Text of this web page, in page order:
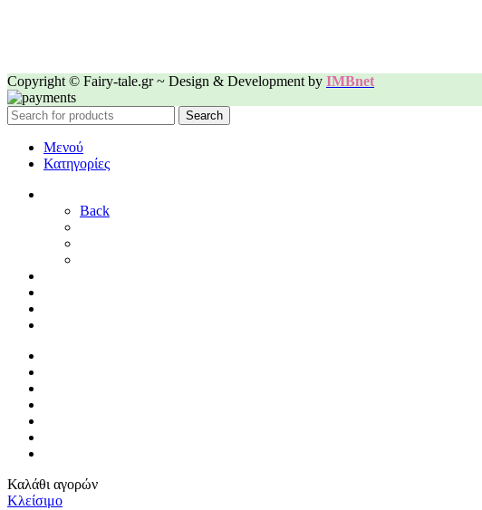
Copyright © Fairy-tale.gr ~ Design & Development by IMBnet
Search
Μενού
Κατηγορίες
Back
Καλάθι αγορών
Κλείσιμο